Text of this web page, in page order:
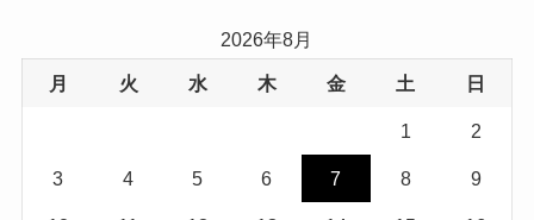
2026年8月
月 火 水 木 金 土 日
1 2
3 4 5 6 7 8 9